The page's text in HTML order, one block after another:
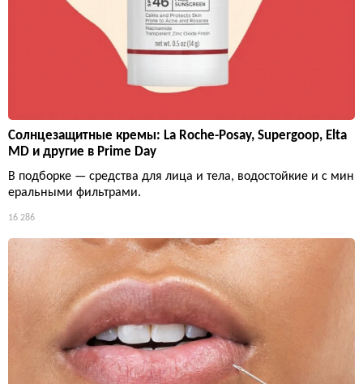
Солнцезащитные кремы: La Roche-Posay, Supergoop, Elta
MD и другие в Prime Day
В подборке — средства для лица и тела, водостойкие и с мин
еральными фильтрами.
16 286